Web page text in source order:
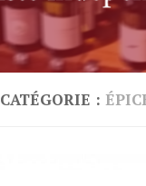
CATÉGORIE :